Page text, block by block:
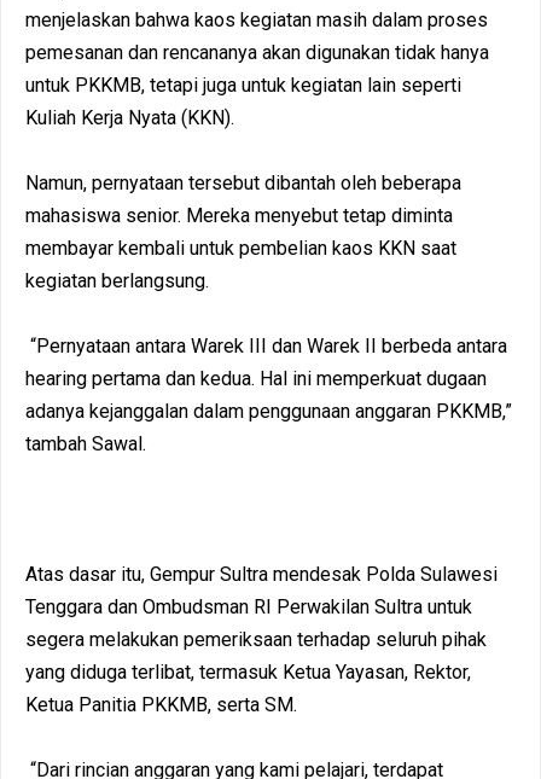
menjelaskan bahwa kaos kegiatan masih dalam proses
pemesanan dan rencananya akan digunakan tidak hanya
untuk PKKMB, tetapi juga untuk kegiatan lain seperti
Kuliah Kerja Nyata (KKN).
Namun, pernyataan tersebut dibantah oleh beberapa
mahasiswa senior. Mereka menyebut tetap diminta
membayar kembali untuk pembelian kaos KKN saat
kegiatan berlangsung.
“Pernyataan antara Warek III dan Warek II berbeda antara
hearing pertama dan kedua. Hal ini memperkuat dugaan
adanya kejanggalan dalam penggunaan anggaran PKKMB,”
tambah Sawal.
Atas dasar itu, Gempur Sultra mendesak Polda Sulawesi
Tenggara dan Ombudsman RI Perwakilan Sultra untuk
segera melakukan pemeriksaan terhadap seluruh pihak
yang diduga terlibat, termasuk Ketua Yayasan, Rektor,
Ketua Panitia PKKMB, serta SM.
“Dari rincian anggaran yang kami pelajari, terdapat